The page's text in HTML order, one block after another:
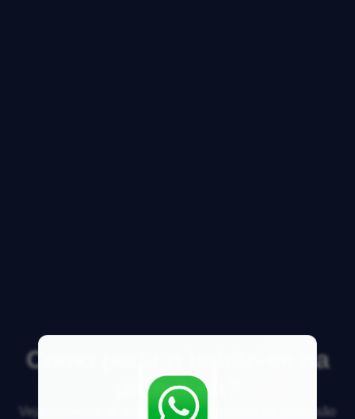
Como pedir o habite-se na
prefeitura?
Veja respostas de especialistas e participe da discussão